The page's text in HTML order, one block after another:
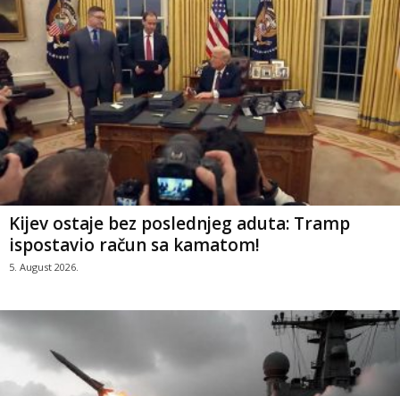
Kijev ostaje bez poslednjeg aduta: Tramp
ispostavio račun sa kamatom!
5. August 2026.